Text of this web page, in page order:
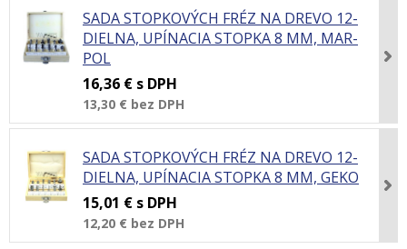
SADA STOPKOVÝCH FRÉZ NA DREVO 12-
DIELNA, UPÍNACIA STOPKA 8 MM, MAR-
POL
16,36 € s DPH
13,30 € bez DPH
SADA STOPKOVÝCH FRÉZ NA DREVO 12-
DIELNA, UPÍNACIA STOPKA 8 MM, GEKO
15,01 € s DPH
12,20 € bez DPH